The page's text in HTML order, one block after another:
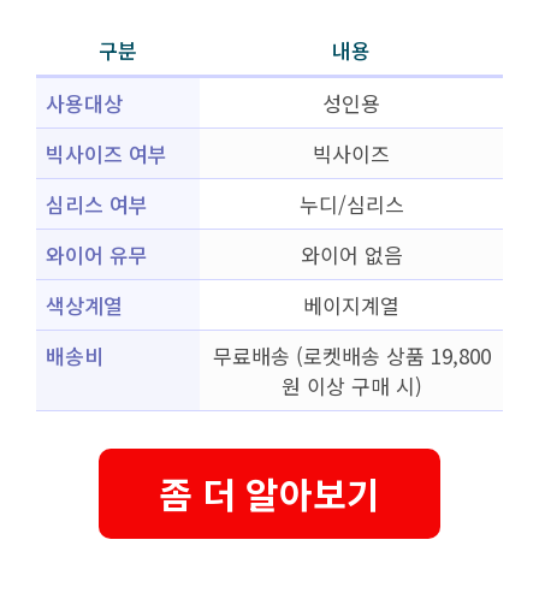
구분
내용
사용대상
성인용
빅사이즈 여부
빅사이즈
심리스 여부
누디/심리스
와이어 유무
와이어 없음
색상계열
베이지계열
배송비
무료배송 (로켓배송 상품 19,800
원 이상 구매 시)
좀 더 알아보기